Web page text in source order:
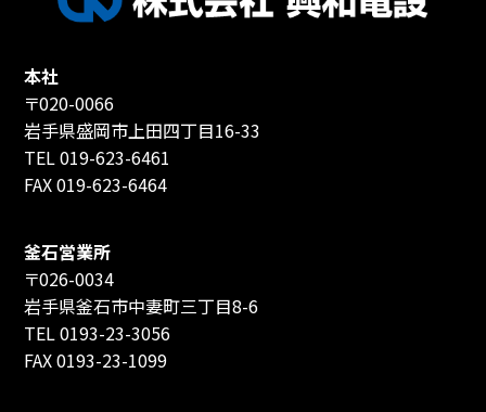
本社
〒020-0066
岩手県盛岡市上田四丁目16-33
TEL 019-623-6461
FAX 019-623-6464
釜石営業所
〒026-0034
岩手県釜石市中妻町三丁目8-6
TEL 0193-23-3056
FAX 0193-23-1099